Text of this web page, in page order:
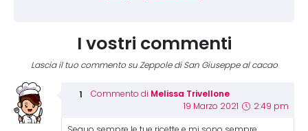
I vostri commenti
Lascia il tuo commento su Zeppole di San Giuseppe al cacao
Commento di Melissa Trivellone
19 Marzo 2021 2:49 pm